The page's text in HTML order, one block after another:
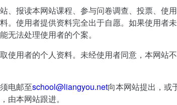
、报读本网站课程、参与问卷调查、投票、使
。使用者提供资料完全出于自愿。如果使用者
无法处理使用者的个案。
使用者的个人资料。未经使用者同意，本网站
电邮至school@liangyou.net向本网站提出，或
由本网站跟进。